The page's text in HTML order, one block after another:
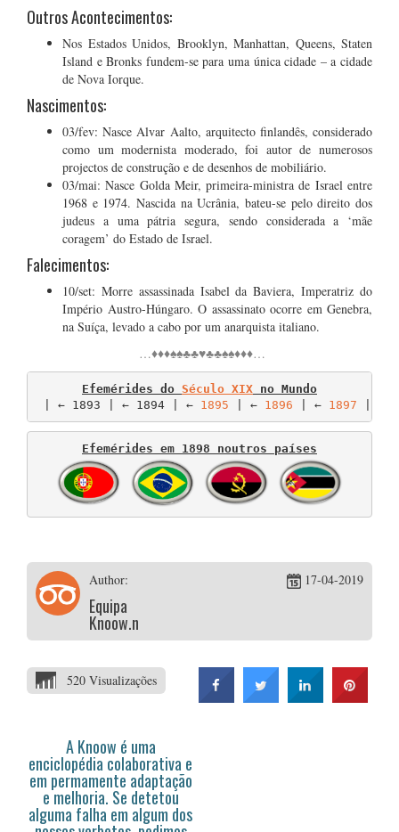
Outros Acontecimentos:
Nos Estados Unidos, Brooklyn, Manhattan, Queens, Staten
Island e Bronks fundem-se para uma única cidade – a cidade
de Nova Iorque.
Nascimentos:
03/fev: Nasce Alvar Aalto, arquitecto finlandês, considerado
como um modernista moderado, foi autor de numerosos
projectos de construção e de desenhos de mobiliário.
03/mai: Nasce Golda Meir, primeira-ministra de Israel entre
1968 e 1974. Nascida na Ucrânia, bateu-se pelo direito dos
judeus a uma pátria segura, sendo considerada a ‘mãe
coragem’ do Estado de Israel.
Falecimentos:
10/set: Morre assassinada Isabel da Baviera, Imperatriz do
Império Austro-Húngaro. O assassinato ocorre em Genebra,
na Suíça, levado a cabo por um anarquista italiano.
…♦♦♦♠♠♣♣♥♣♣♠♠♦♦♦…
Efemérides do Século XIX no Mundo
| ← 1893 | ← 1894 | ← 1895 | ← 1896 | ← 1897
Efemérides em 1898 noutros países
Author:
Equipa
Knoow.net
17-04-2019
520 Visualizações
A Knoow é uma
enciclopédia colaborativa e
em permamente adaptação
e melhoria. Se detetou
alguma falha em algum dos